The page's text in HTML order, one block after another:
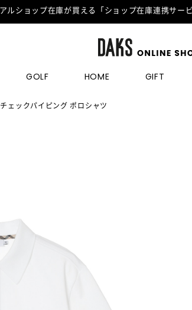
ルショップ在庫が買える「ショップ在庫連携サー
GOLF HOME GIFT
ェックパイピング ポロシャツ